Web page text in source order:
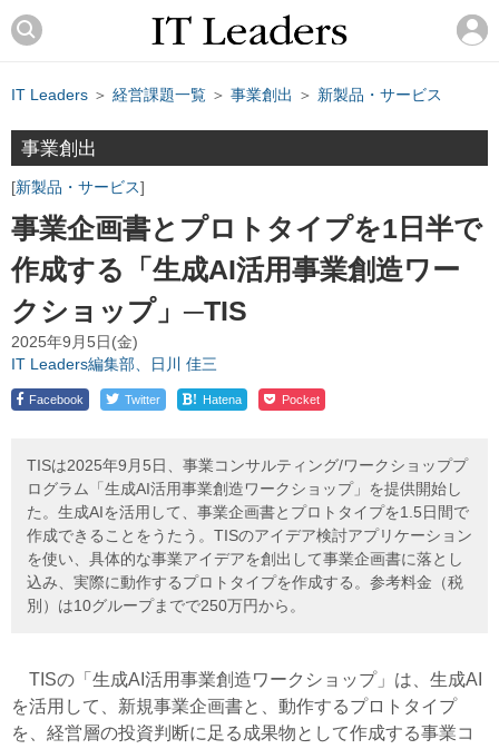
IT Leaders ＞ 経営課題一覧 ＞ 事業創出 ＞ 新製品・サービス
事業創出
新製品・サービス
事業企画書とプロトタイプを1日半で
作成する「生成AI活用事業創造ワー
クショップ」─TIS
2025年9月5日(金)
IT Leaders編集部、日川 佳三
Facebook Twitter ! Hatena Pocket
TISは2025年9月5日、事業コンサルティング/ワークショッププ
ログラム「生成AI活用事業創造ワークショップ」を提供開始し
た。生成AIを活用して、事業企画書とプロトタイプを1.5日間で
作成できることをうたう。TISのアイデア検討アプリケーション
を使い、具体的な事業アイデアを創出して事業企画書に落とし
込み、実際に動作するプロトタイプを作成する。参考料金（税
別）は10グループまでで250万円から。
TISの「生成AI活用事業創造ワークショップ」は、生成AI
を活用して、新規事業企画書と、動作するプロトタイプ
を、経営層の投資判断に足る成果物として作成する事業コ